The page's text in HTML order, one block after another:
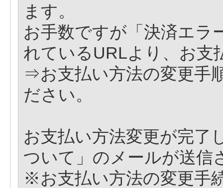
ます。
お手数ですが「決済エラ
れているURLより、お支
⇒お支払い方法の変更手
ださい。
お支払い方法変更が完了
ついて」のメールが送信
※お支払い方法の変更手